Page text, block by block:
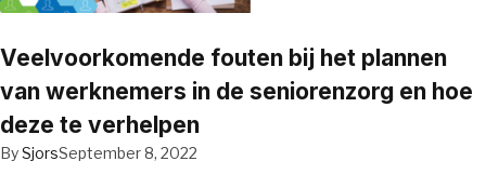
Veelvoorkomende fouten bij het plannen
van werknemers in de seniorenzorg en hoe
deze te verhelpen
BySjorsSeptember 8, 2022